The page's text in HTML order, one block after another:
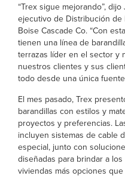
“Trex sigue mejorando”,
ejecutivo de Distribución
Boise Cascade Co. “Con
tienen una línea de
terrazas líder en el sector y
nuestros clientes y sus
todo desde una única
El mes pasado, Trex
barandillas con estilos y
proyectos y preferencias.
incluyen sistemas de cable
especial, junto con
diseñadas para brindar a
viviendas más opciones